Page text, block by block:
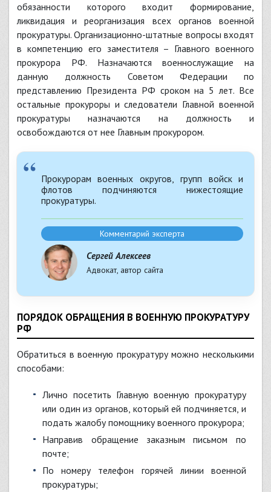
обязанности которого входит формирование,
ликвидация и реорганизация всех органов военной
прокуратуры. Организационно-штатные вопросы входят
в компетенцию его заместителя – Главного военного
прокурора РФ. Назначаются военнослужащие на
данную должность Советом Федерации по
представлению Президента РФ сроком на 5 лет. Все
остальные прокуроры и следователи Главной военной
прокуратуры назначаются на должность и
освобождаются от нее Главным прокурором.
Прокурорам военных округов, групп войск и
флотов подчиняются нижестоящие
прокуратуры.
Сергей Алексеев
Адвокат, автор сайта
Комментарий эксперта
ПОРЯДОК ОБРАЩЕНИЯ В ВОЕННУЮ ПРОКУРАТУРУ
РФ
Обратиться в военную прокуратуру можно несколькими
способами:
лично посетить Главную военную прокуратуру
или один из органов, который ей подчиняется, и
подать жалобу помощнику военного прокурора;
направив обращение заказным письмом по
почте;
по номеру телефон горячей линии военной
прокуратуры;